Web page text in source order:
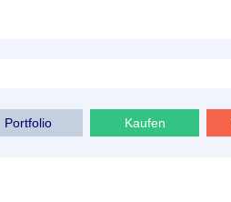
Kaufen
Portfolio